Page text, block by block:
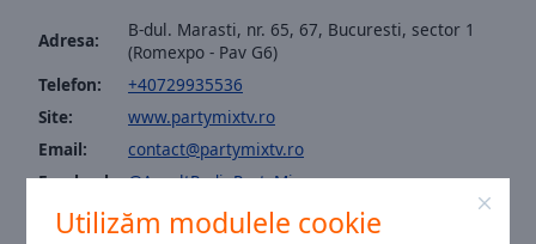
Utilizăm modulele cookie
Background
Adresa:
B-dul. Marasti, nr. 65, 67, Bucuresti, sector 1
(Romexpo - Pav G6)
Telefon:
+40729935536
Site:
www.partymixtv.ro
Email:
contact@partymixtv.ro
Facebook: @AscultRadioPartyMix
Tiktok:
@partymixtv